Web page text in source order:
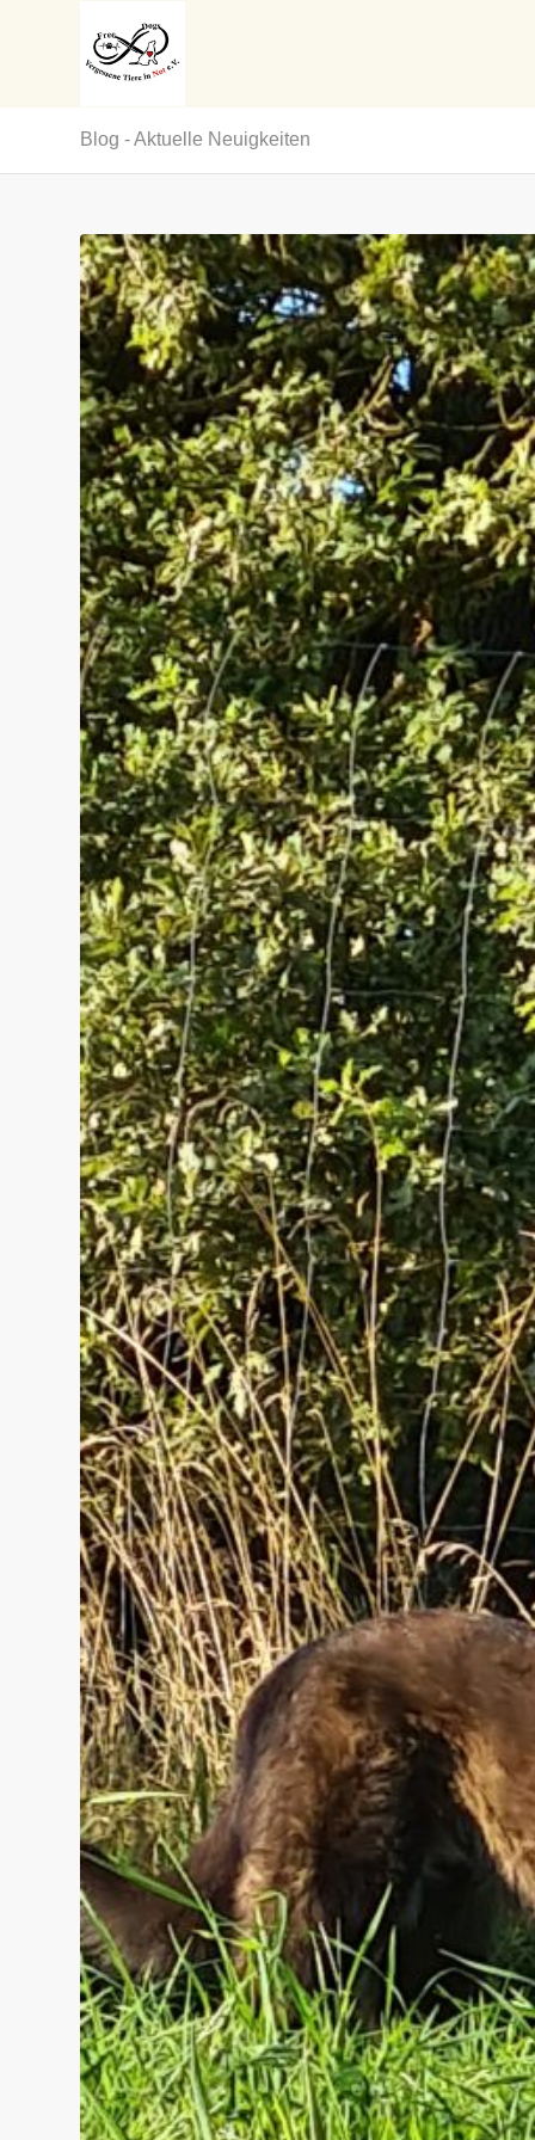
Blog - Aktuelle Neuigkeiten